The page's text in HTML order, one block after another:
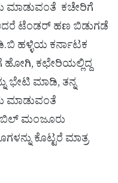
ಮಾಡುವಂತೆ ಕಚೇರಿಗೆ
ಟೆಂಡರ್ ಹಣ ಬಿಡುಗಡೆ
ಹಳ್ಳಿಯ ಕರ್ನಾಟಕ
ಕಛೇರಿಯಲ್ಲಿದ್ದ
ಭೇಟಿ ಮಾಡಿ, ತನ್ನ
ಮಾಡುವಂತೆ
ಬಿಲ್ ಮಂಜೂರು
ಕೊಟ್ಟರೆ ಮಾತ್ರ